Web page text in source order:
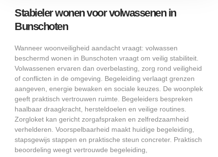
Stabieler wonen voor volwassenen in
Bunschoten
Wanneer woonveiligheid aandacht vraagt: volwassen
beschermd wonen in Bunschoten vraagt om veilig stabiliteit.
Volwassenen ervaren dan overbelasting, zorg rond veiligheid
of conflicten in de omgeving. Begeleiding verlaagt grenzen
aangeven, energie bewaken en sociale keuzes. De woonplek
geeft praktisch vertrouwen ruimte. Begeleiders bespreken
haalbaar draagkracht, hersteldoelen en veilige routines.
Zorgloket kan gericht zorgafspraken en zelfredzaamheid
verhelderen. Voorspelbaarheid maakt huidige begeleiding,
stapsgewijs stappen en praktische steun concreter. Praktisch
beoordeling weegt vertrouwde begeleiding,